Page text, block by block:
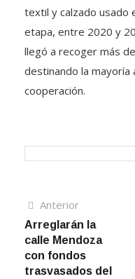
textil y calzado usado
etapa, entre 2020 y
llegó a recoger más
destinando la
cooperación.
Navegación
de
entradas
AnteriorArtículo
anterior
Arreglarán la
calle Mendoza
con fondos
trasvasados del